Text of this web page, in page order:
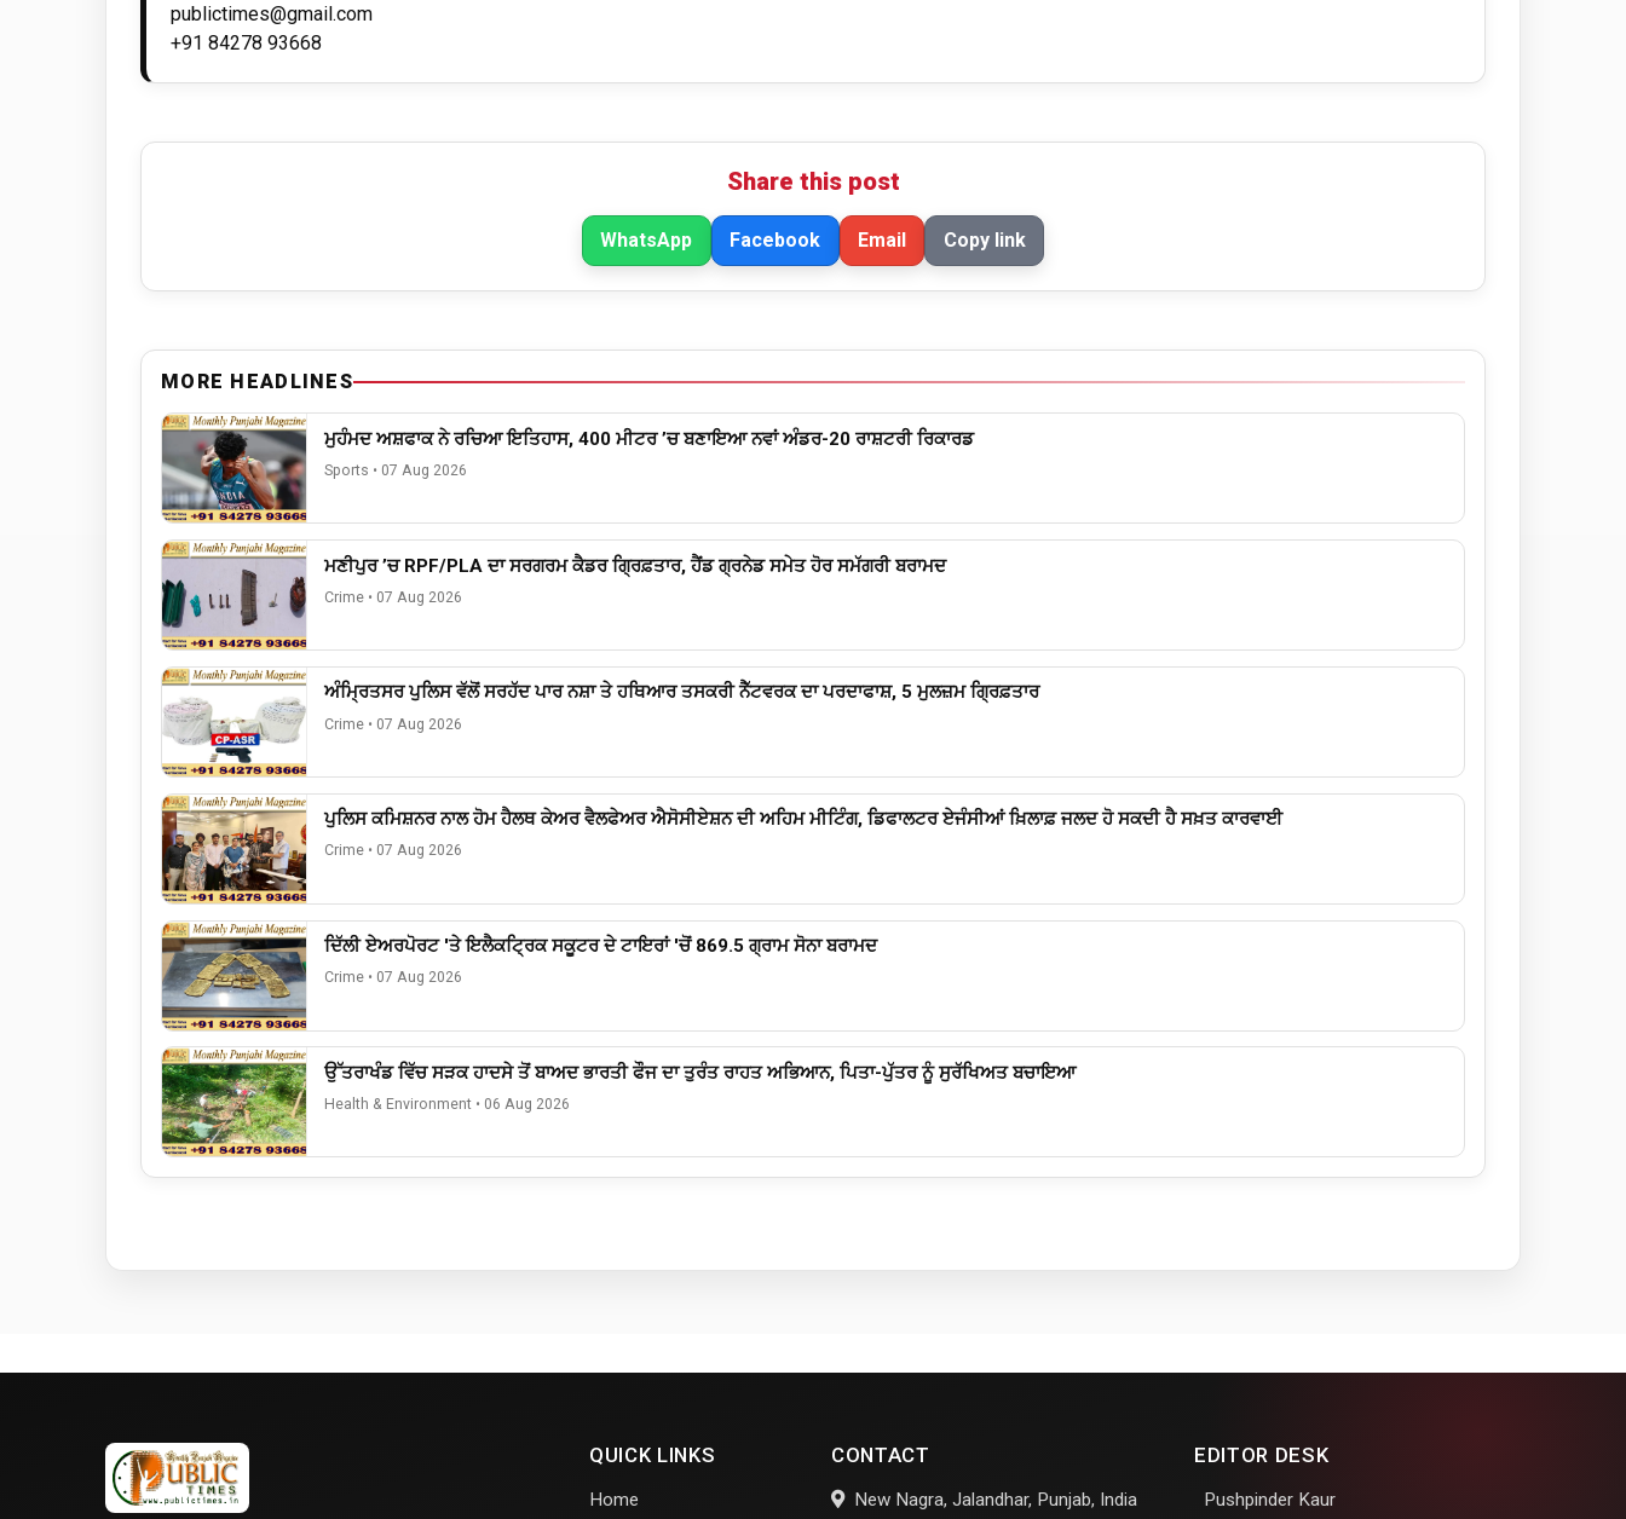
publictimes@gmail.com
+91 84278 93668
Share this post
WhatsApp Facebook Email Copy link
MORE HEADLINES
ਮੁਹੰਮਦ ਅਸ਼ਫਾਕ ਨੇ ਰਚਿਆ ਇਤਿਹਾਸ, 400 ਮੀਟਰ ’ਚ ਬਣਾਇਆ ਨਵਾਂ ਅੰਡਰ-20 ਰਾਸ਼ਟਰੀ ਰਿਕਾਰਡ
Sports • 07 Aug 2026
ਮਣੀਪੁਰ ’ਚ RPF/PLA ਦਾ ਸਰਗਰਮ ਕੈਡਰ ਗ੍ਰਿਫ਼ਤਾਰ, ਹੈਂਡ ਗ੍ਰਨੇਡ ਸਮੇਤ ਹੋਰ ਸਮੱਗਰੀ ਬਰਾਮਦ
Crime • 07 Aug 2026
ਅੰਮ੍ਰਿਤਸਰ ਪੁਲਿਸ ਵੱਲੋਂ ਸਰਹੱਦ ਪਾਰ ਨਸ਼ਾ ਤੇ ਹਥਿਆਰ ਤਸਕਰੀ ਨੈੱਟਵਰਕ ਦਾ ਪਰਦਾਫਾਸ਼, 5 ਮੁਲਜ਼ਮ ਗ੍ਰਿਫ਼ਤਾਰ
Crime • 07 Aug 2026
ਪੁਲਿਸ ਕਮਿਸ਼ਨਰ ਨਾਲ ਹੋਮ ਹੈਲਥ ਕੇਅਰ ਵੈਲਫੇਅਰ ਐਸੋਸੀਏਸ਼ਨ ਦੀ ਅਹਿਮ ਮੀਟਿੰਗ, ਡਿਫਾਲਟਰ ਏਜੰਸੀਆਂ ਖ਼ਿਲਾਫ਼ ਜਲਦ ਹੋ ਸਕਦੀ ਹੈ ਸਖ਼ਤ ਕਾਰਵਾਈ
Crime • 07 Aug 2026
ਦਿੱਲੀ ਏਅਰਪੋਰਟ 'ਤੇ ਇਲੈਕਟ੍ਰਿਕ ਸਕੂਟਰ ਦੇ ਟਾਇਰਾਂ 'ਚੋਂ 869.5 ਗ੍ਰਾਮ ਸੋਨਾ ਬਰਾਮਦ
Crime • 07 Aug 2026
ਉੱਤਰਾਖੰਡ ਵਿੱਚ ਸੜਕ ਹਾਦਸੇ ਤੋਂ ਬਾਅਦ ਭਾਰਤੀ ਫੌਜ ਦਾ ਤੁਰੰਤ ਰਾਹਤ ਅਭਿਆਨ, ਪਿਤਾ-ਪੁੱਤਰ ਨੂੰ ਸੁਰੱਖਿਅਤ ਬਚਾਇਆ
Health & Environment • 06 Aug 2026
QUICK LINKS
Home
CONTACT
New Nagra, Jalandhar, Punjab, India
EDITOR DESK
Pushpinder Kaur